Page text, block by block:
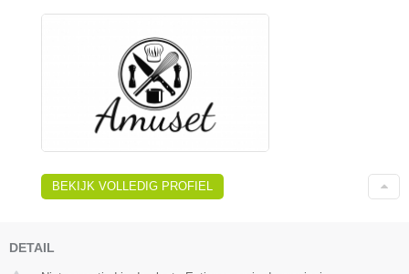
BEKIJK VOLLEDIG PROFIEL
DETAIL